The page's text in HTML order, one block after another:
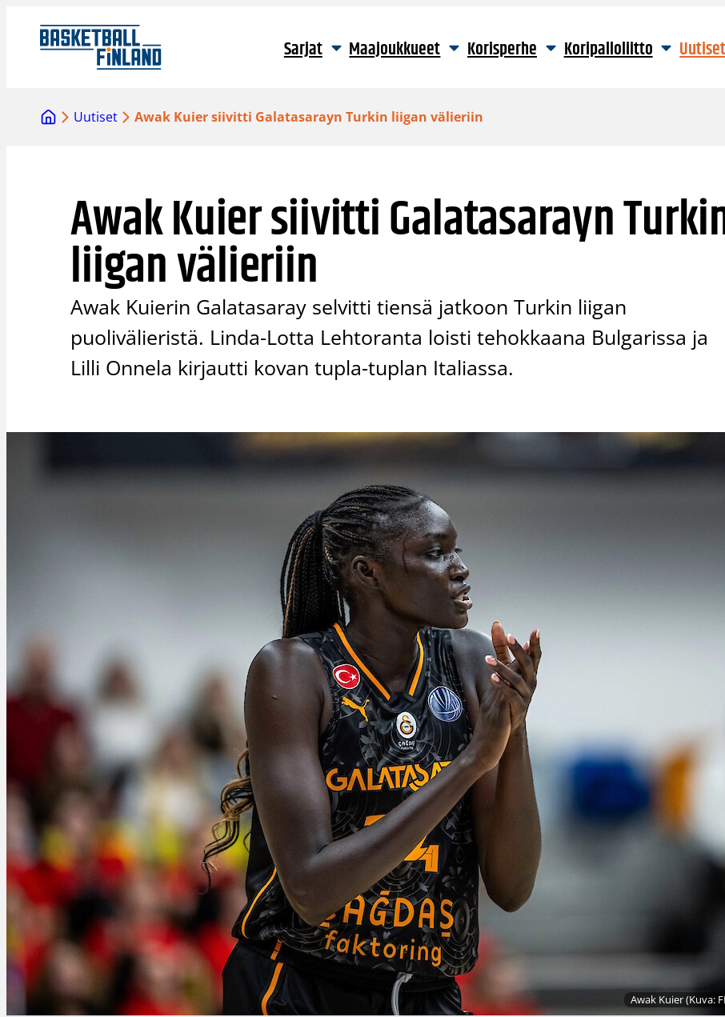
sisältöön
Sarjat Maajoukkueet Korisperhe Koripalloliitto
Uutiset Awak Kuier siivitti Galatasarayn Turkin liigan välieriin
Awak Kuier siivitti Galatasarayn
liigan välieriin
Awak Kuierin Galatasaray selvitti tiensä jatkoon Turkin liigan
puolivälieristä. Linda-Lotta Lehtoranta loisti tehokkaana Bulgarissa ja
Lilli Onnela kirjautti kovan tupla-tuplan Italiassa.
Awak Kuier (Kuva: